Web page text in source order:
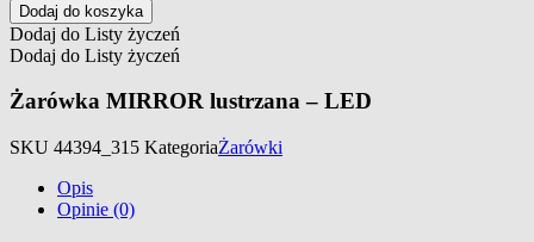
Dodaj do koszyka
Dodaj do Listy życzeń
Dodaj do Listy życzeń
Żarówka MIRROR lustrzana – LED
SKU 44394_315 KategoriaŻarówki
Opis
Opinie (0)